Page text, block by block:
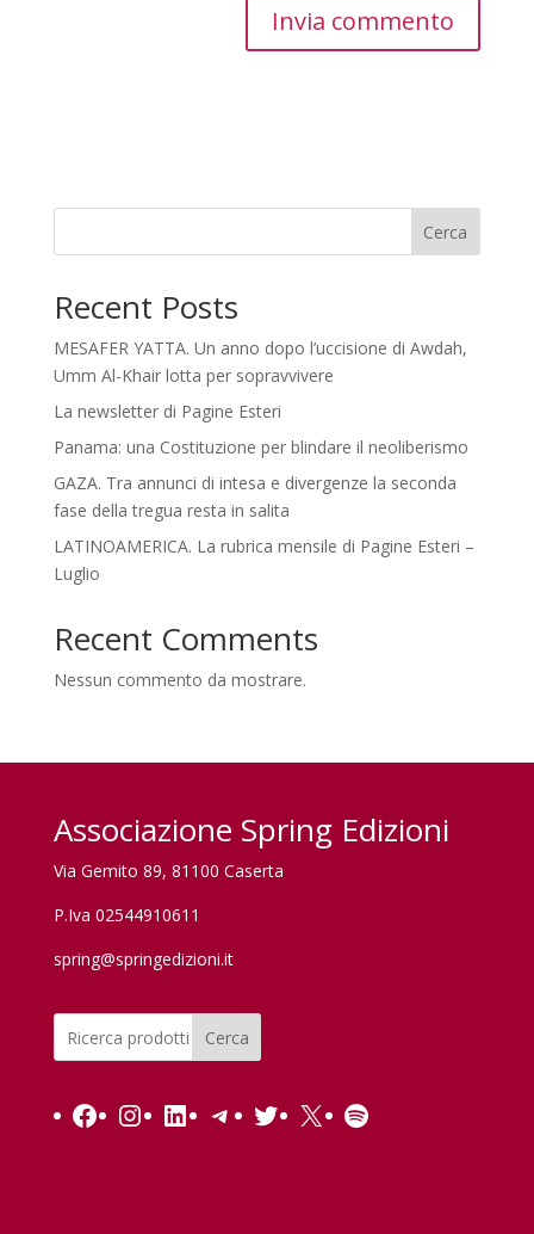
Cerca
Recent Posts
MESAFER YATTA. Un anno dopo l’uccisione di Awdah,
Umm Al-Khair lotta per sopravvivere
La newsletter di Pagine Esteri
Panama: una Costituzione per blindare il neoliberismo
GAZA. Tra annunci di intesa e divergenze la seconda
fase della tregua resta in salita
LATINOAMERICA. La rubrica mensile di Pagine Esteri –
Luglio
Recent Comments
Nessun commento da mostrare.
Associazione Spring Edizioni
Via Gemito 89, 81100 Caserta
P.Iva 02544910611
spring@springedizioni.it
Cerca
Facebook
Instagram
LinkedIn
Telegram
Twitter
X Spotify